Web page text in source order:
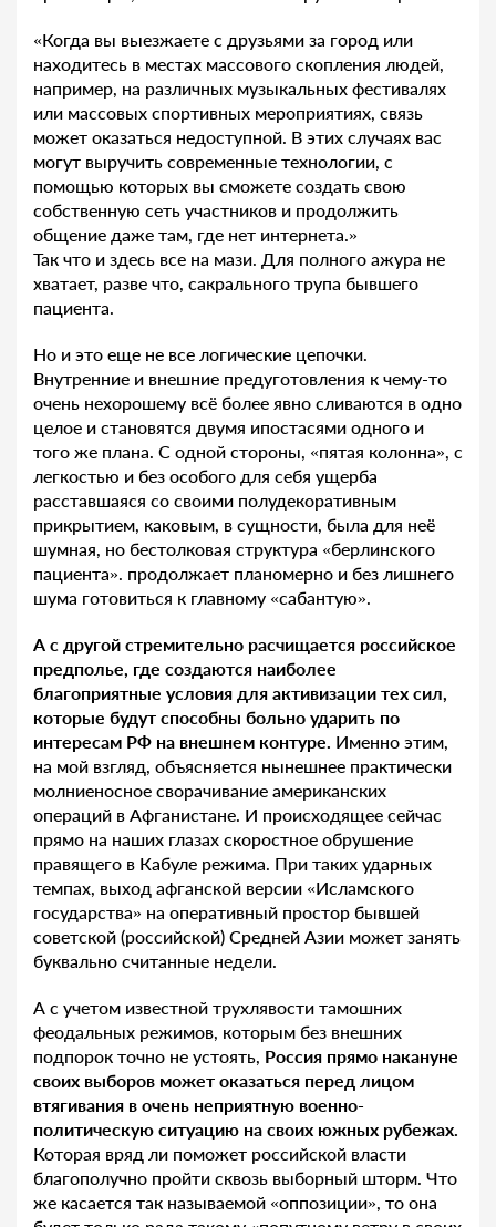
«Когда вы выезжаете с друзьями за город или
находитесь в местах массового скопления людей,
например, на различных музыкальных фестивалях
или массовых спортивных мероприятиях, связь
может оказаться недоступной. В этих случаях вас
могут выручить современные технологии, с
помощью которых вы сможете создать свою
собственную сеть участников и продолжить
общение даже там, где нет интернета.»
Так что и здесь все на мази. Для полного ажура не
хватает, разве что, сакрального трупа бывшего
пациента.
Но и это еще не все логические цепочки.
Внутренние и внешние предуготовления к чему-то
очень нехорошему всё более явно сливаются в одно
целое и становятся двумя ипостасями одного и
того же плана. С одной стороны, «пятая колонна», с
легкостью и без особого для себя ущерба
расставшаяся со своими полудекоративным
прикрытием, каковым, в сущности, была для неё
шумная, но бестолковая структура «берлинского
пациента». продолжает планомерно и без лишнего
шума готовиться к главному «сабантую».
А с другой стремительно расчищается российское
предполье, где создаются наиболее
благоприятные условия для активизации тех сил,
которые будут способны больно ударить по
интересам РФ на внешнем контуре. Именно этим,
на мой взгляд, объясняется нынешнее практически
молниеносное сворачивание американских
операций в Афганистане. И происходящее сейчас
прямо на наших глазах скоростное обрушение
правящего в Кабуле режима. При таких ударных
темпах, выход афганской версии «Исламского
государства» на оперативный простор бывшей
советской (российской) Средней Азии может занять
буквально считанные недели.
А с учетом известной трухлявости тамошних
феодальных режимов, которым без внешних
подпорок точно не устоять, Россия прямо накануне
своих выборов может оказаться перед лицом
втягивания в очень неприятную военно-
политическую ситуацию на своих южных рубежах.
Которая вряд ли поможет российской власти
благополучно пройти сквозь выборный шторм. Что
же касается так называемой «оппозиции», то она